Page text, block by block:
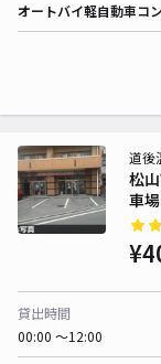
オートバイ軽自動車コ
松
車
道後
貸出時間
00:00 〜12:00